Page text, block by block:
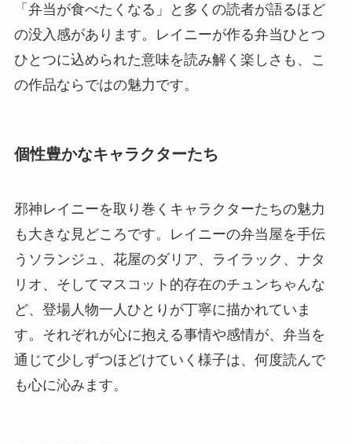
「弁当が食べたくなる」と多くの読者が語るほど
の没入感があります。レイニーが作る弁当ひとつ
ひとつに込められた意味を読み解く楽しさも、こ
の作品ならではの魅力です。
個性豊かなキャラクターたち
邪神レイニーを取り巻くキャラクターたちの魅力
も大きな見どころです。レイニーの弁当屋を手伝
うソランジュ、花屋のダリア、ライラック、ナタ
リオ、そしてマスコット的存在のチュンちゃんな
ど、登場人物一人ひとりが丁寧に描かれていま
す。それぞれが心に抱える事情や感情が、弁当を
通じて少しずつほどけていく様子は、何度読んで
も心に沁みます。